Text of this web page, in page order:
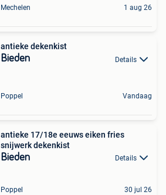
Mechelen 1 aug 26
antieke dekenkist
Bieden Details
Poppel Vandaag
antieke 17/18e eeuws eiken fries
snijwerk dekenkist
Bieden Details
Poppel 30 jul 26